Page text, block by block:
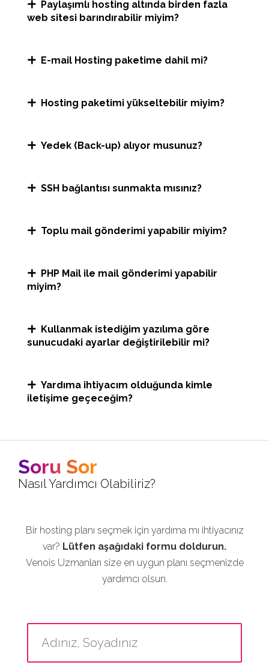
Paylaşımlı hosting altında birden fazla
web sitesi barındırabilir miyim?
E-mail Hosting paketime dahil mi?
Hosting paketimi yükseltebilir miyim?
Yedek (Back-up) alıyor musunuz?
SSH bağlantısı sunmakta mısınız?
Toplu mail gönderimi yapabilir miyim?
PHP Mail ile mail gönderimi yapabilir
miyim?
Kullanmak istediğim yazılıma göre
sunucudaki ayarlar değiştirilebilir mi?
Yardıma ihtiyacım olduğunda kimle
iletişime geçeceğim?
Soru Sor
Nasıl Yardımcı Olabiliriz?
Bir hosting planı seçmek için yardıma mı ihtiyacınız
var? Lütfen aşağıdaki formu doldurun.
Venois Uzmanları size en uygun planı seçmenizde
yardımcı olsun.